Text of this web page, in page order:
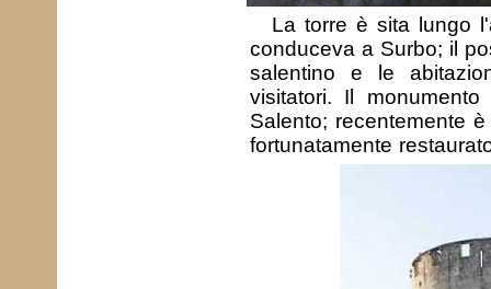
La torre è sita lungo
conduceva a Surbo; il
salentino e le
visitatori. Il
Salento; recentemente
fortunatamente